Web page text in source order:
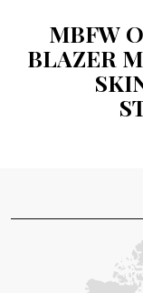
MBFW
BLAZER